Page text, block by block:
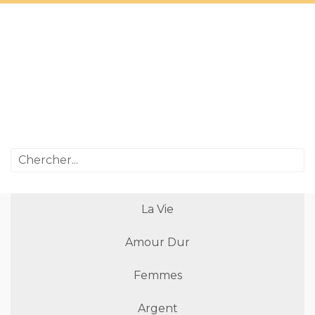
La Vie
Amour Dur
Femmes
Argent